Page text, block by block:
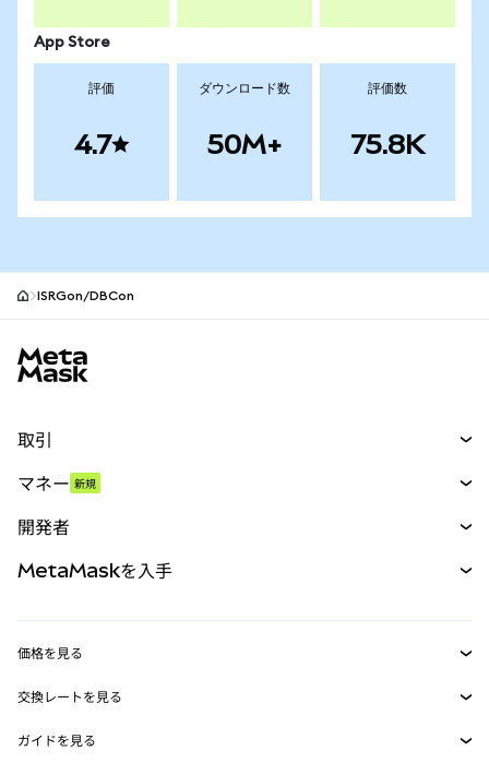
App Store
評価
4.7
ダウンロード数
50M+
評価数
75.8K
ISRGon/DBCon
取引
パーペチュアル
RWA
マネー 新規
開発者
MetaMask Connect
Snaps
MetaMaskを入手
セキュリティ
価格を見る
イーサリアムの価格
Solanaの価格
交換レートを見る
ETH→USD
ガイドを見る